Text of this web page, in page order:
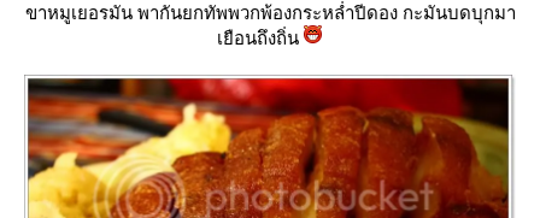
ขาหมูเยอรมัน พากันยกทัพพวกพ้องกระหล่ำปีดอง กะมันบดบุกมา
เยือนถึงถิ่น